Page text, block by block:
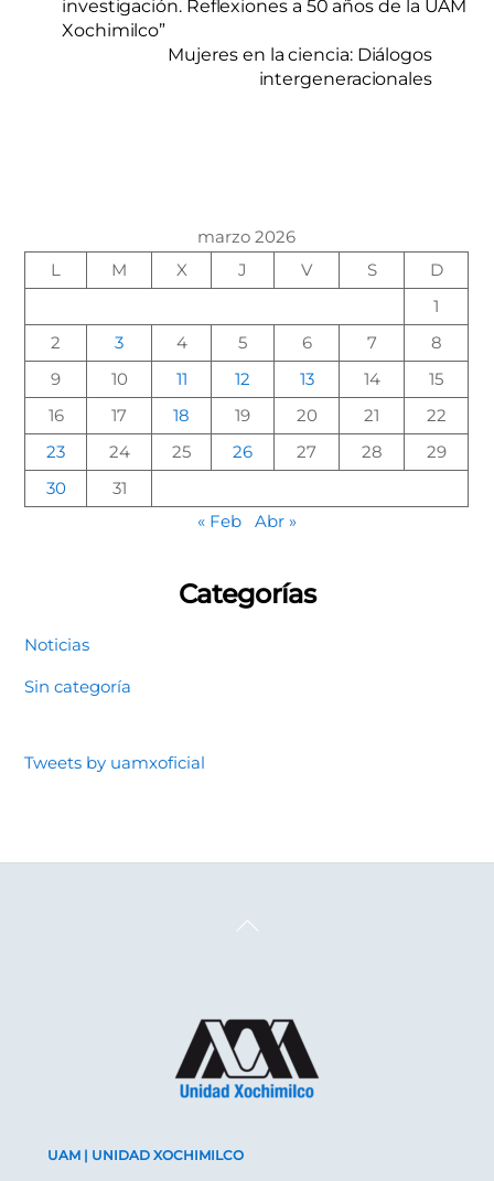
investigación. Reflexiones a 50 años de la UAM
Xochimilco”
Mujeres en la ciencia: Diálogos
intergeneracionales
marzo 2026
L
M X J V S
D
1
2
3 4 5 6 7
8
9
10 11 12 13 14
15
16
17 18 19 20 21
22
23
24 25 26 27 28
29
30
31
« Feb
Abr »
Categorías
Noticias
Sin categoría
Tweets by uamxoficial
Back
UAM | UNIDAD XOCHIMILCO